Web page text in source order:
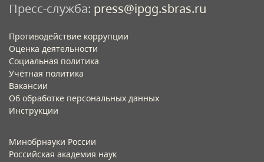
Пресс-служба: press@ipgg.sbras.ru
Противодействие коррупции
Оценка деятельности
Социальная политика
Учётная политика​
Вакансии​
Об обработке персональных данных​
Инструкции​
Минобрнауки России
Российская академия наук